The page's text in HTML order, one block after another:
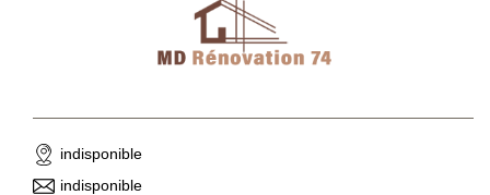
indisponible
indisponible